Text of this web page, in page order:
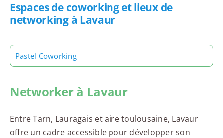
Espaces de coworking et lieux de
networking à Lavaur
Pastel Coworking
Networker à Lavaur
Entre Tarn, Lauragais et aire toulousaine, Lavaur
offre un cadre accessible pour développer son